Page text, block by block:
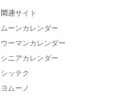
関連サイト
ムーンカレンダー
ウーマンカレンダー
シニアカレンダー
シッテク
ヨムーノ